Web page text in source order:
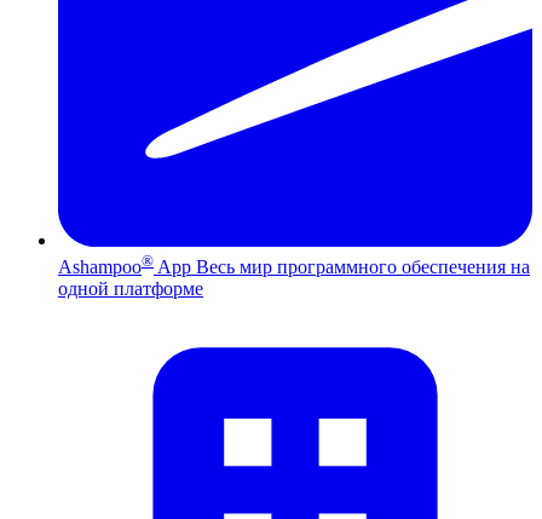
Ashampoo® App Весь мир программного обеспечения на
одной платформе